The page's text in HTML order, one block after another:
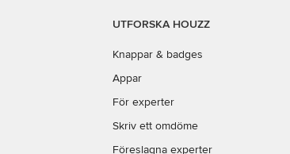
UTFORSKA HOUZZ
Knappar & badges
Appar
För experter
Skriv ett omdöme
Föreslagna experter